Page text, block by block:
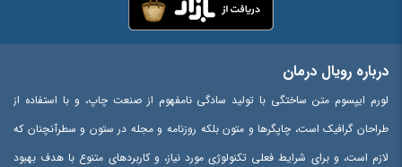
درباره رویال درمان
لورم ایپسوم متن ساختگی با تولید سادگی نامفهوم از صنعت چاپ، و با استفاده از
طراحان گرافیک است، چاپگرها و متون بلکه روزنامه و مجله در ستون و سطرآنچنان که
لازم است، و برای شرایط فعلی تکنولوژی مورد نیاز، و کاربردهای متنوع با هدف بهبود